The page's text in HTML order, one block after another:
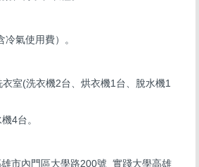
氣使用費）。
室(洗衣機2台、烘衣機1台、脫水機1
4台。
市內門區大學路200號 實踐大學高雄